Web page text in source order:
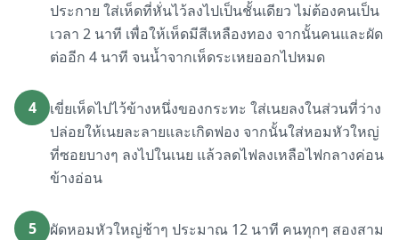
ประกาย ใส่เห็ดที่หั่นไว้ลงไปเป็นชั้นเดียว ไม่ต้องคนเป็น
เวลา 2 นาที เพื่อให้เห็ดมีสีเหลืองทอง จากนั้นคนและผัด
ต่ออีก 4 นาที จนน้ำจากเห็ดระเหยออกไปหมด
4
เขี่ยเห็ดไปไว้ข้างหนึ่งของกระทะ ใส่เนยลงในส่วนที่ว่าง
ปล่อยให้เนยละลายและเกิดฟอง จากนั้นใส่หอมหัวใหญ่
ที่ซอยบางๆ ลงไปในเนย แล้วลดไฟลงเหลือไฟกลางค่อน
ข้างอ่อน
5
ผัดหอมหัวใหญ่ช้าๆ ประมาณ 12 นาที คนทุกๆ สองสาม